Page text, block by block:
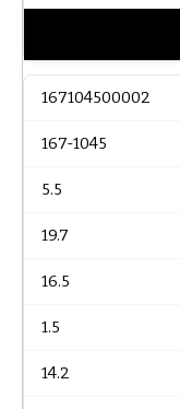
167104500002
167-1045
5.5
19.7
16.5
1.5
14.2